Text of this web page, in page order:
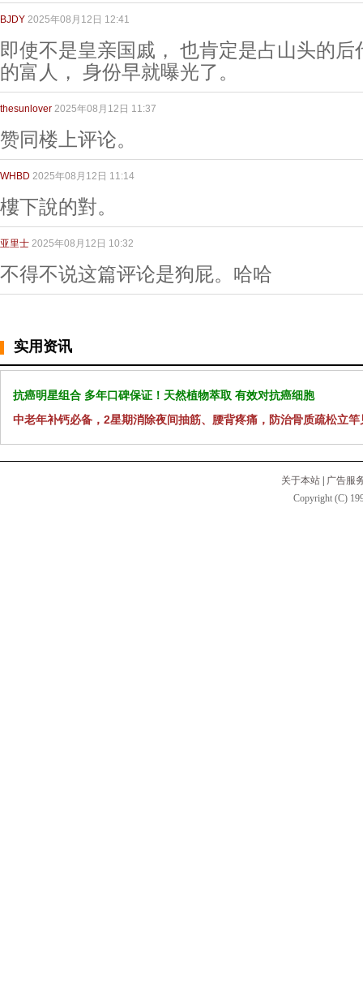
BJDY 2025年08月12日 12:41
即使不是皇亲国戚， 也肯定是占山头的
的富人， 身份早就曝光了。
thesunlover 2025年08月12日 11:37
赞同楼上评论。
WHBD 2025年08月12日 11:14
樓下說的對。
亚里士 2025年08月12日 10:32
不得不说这篇评论是狗屁。哈哈
实用资讯
抗癌明星组合 多年口碑保证！天然植物萃取 有效对抗癌细胞
中老年补钙必备，2星期消除夜间抽筋、腰背疼痛，防治骨质疏松立竿
关于本站
广告服
Copyright (C)